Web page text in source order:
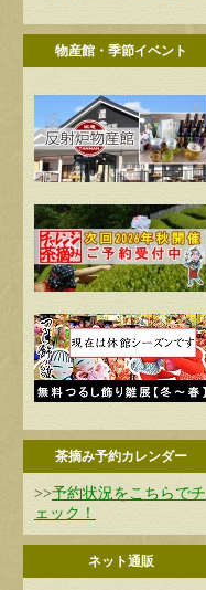
物産館・季節イベント
茶摘み予約カレンダー
>>予約状況をこちらでチ
ェック！
ネット通販